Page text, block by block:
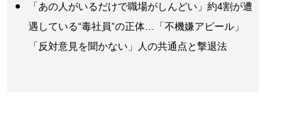
「あの人がいるだけで職場がしんどい」約4割が遭
遇している“毒社員”の正体…「不機嫌アピール」
「反対意見を聞かない」人の共通点と撃退法